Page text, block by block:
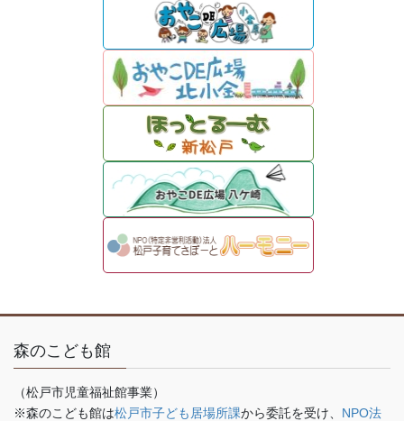
森のこども館
（松戸市児童福祉館事業）
※森のこども館は松戸市子ども居場所課から委託を受け、 NPO法